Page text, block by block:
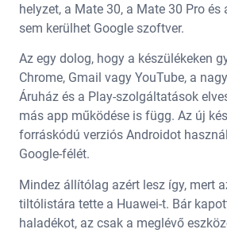
helyzet, a Mate 30, a Mate 30 Pro és
sem kerülhet Google szoftver.
Az egy dolog, hogy a készülékeken
Chrome, Gmail vagy YouTube, a
Áruház és a Play-szolgáltatások
más app működése is függ. Az új
forráskódú verziós Androidot
Google-félét.
Mindez állítólag azért lesz így, mert
tiltólistára tette a Huawei-t. Bár
haladékot, az csak a meglévő